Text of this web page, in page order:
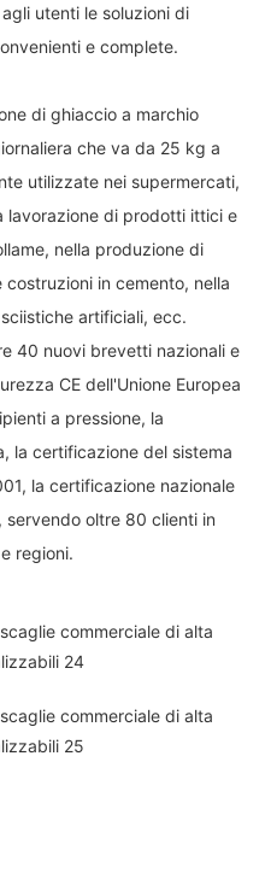
utenti le soluzioni di
e complete.
di ghiaccio a marchio
che va da 25 kg a
utilizzate nei supermercati,
lavorazione di prodotti ittici e
nella produzione di
in cemento, nella
artificiali, ecc.
40 nuovi brevetti nazionali e
CE dell'Unione Europea
a pressione, la
la certificazione del sistema
la certificazione nazionale
oltre 80 clienti in
regioni.